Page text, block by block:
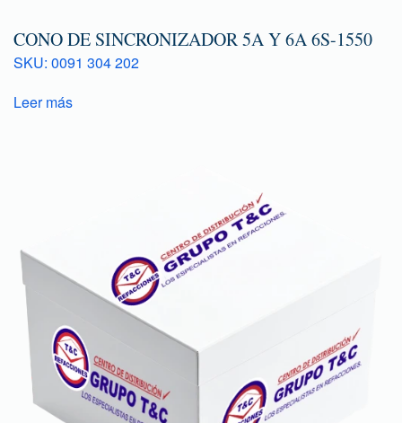
CONO DE SINCRONIZADOR 5A Y 6A 6S-1550
SKU: 0091 304 202
Leer más